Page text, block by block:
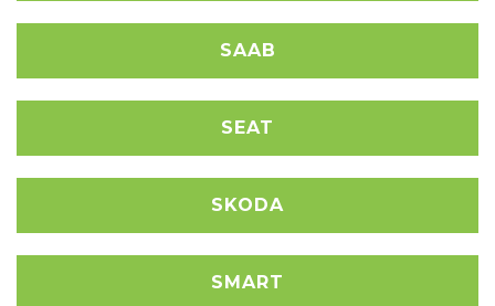
SAAB
SEAT
SKODA
SMART